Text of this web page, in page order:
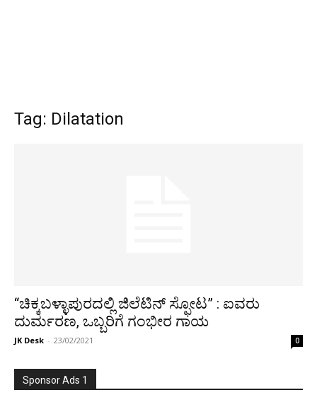
Tag: Dilatation
“ಚಿಕ್ಕಬಳ್ಳಾಪುರದಲ್ಲಿ ಜಿಲೆಟಿನ್ ಸ್ಫೋಟ” : ಐವರು
ದುರ್ಮರಣ, ಒಬ್ಬರಿಗೆ ಗಂಭೀರ ಗಾಯ
JK Desk - 23/02/2021 0
Sponsor Ads 1